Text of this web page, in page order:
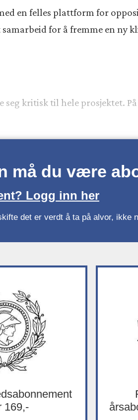
en felles plattform for
for å fremme en ny
kritisk til hele prosjektet.
må du være
Logg inn her
det er verdt å ta på alvor, ikke
169,-